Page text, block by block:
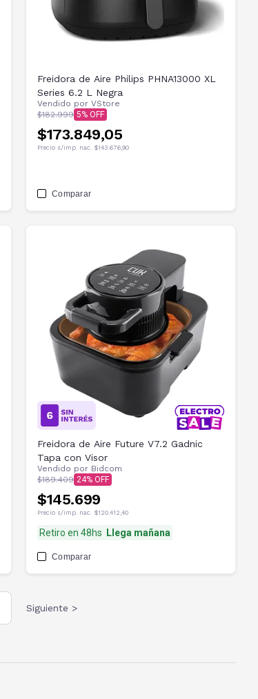
Freidora de Aire Philips PHNA13000 XL
Series 6.2 L Negra
Vendido por VStore
$182.999 5
$173.849,05
Precio s/imp. nac. $143.676,90
Comparar
Freidora de Aire Future V7.2 Gadnic
Tapa con Visor
Vendido por Bidcom
$189.409 24
$145.699
Precio s/imp. nac. $120.412,40
Retiro en 48hs Llega mañana
Comparar
Siguiente >